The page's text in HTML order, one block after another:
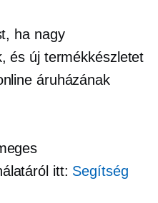
ha nagy
és új termékkészletet
áruházának
itt: Segítség